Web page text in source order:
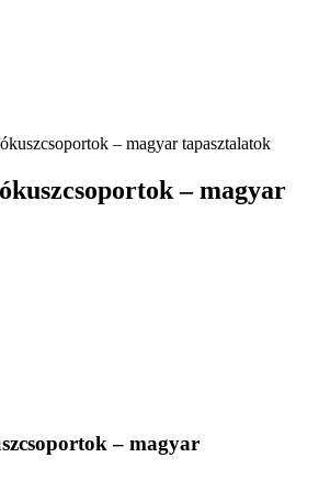
– magyar tapasztalatok
– magyar
– magyar